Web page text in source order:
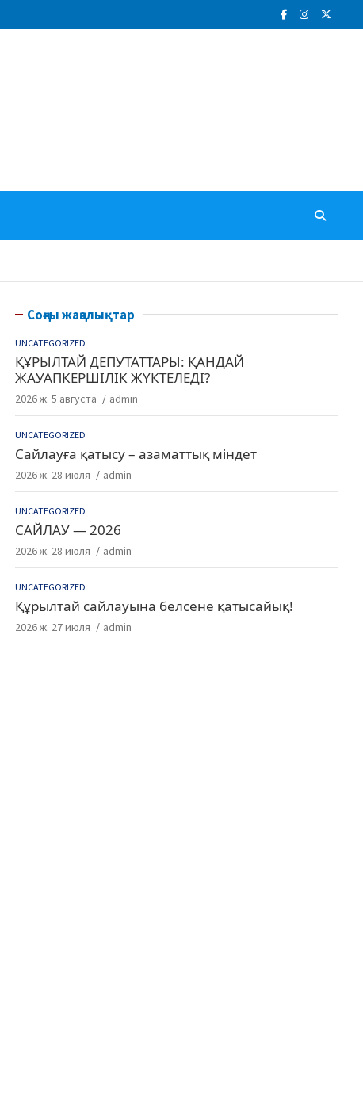
Соңғы жаңалықтар
UNCATEGORIZED
ҚҰРЫЛТАЙ ДЕПУТАТТАРЫ: ҚАНДАЙ
ЖАУАПКЕРШІЛІК ЖҮКТЕЛЕДІ?
2026 ж. 5 августа admin
UNCATEGORIZED
Сайлауға қатысу – азаматтық міндет
2026 ж. 28 июля admin
UNCATEGORIZED
САЙЛАУ — 2026
2026 ж. 28 июля admin
UNCATEGORIZED
Құрылтай сайлауына белсене қатысайық!
2026 ж. 27 июля admin